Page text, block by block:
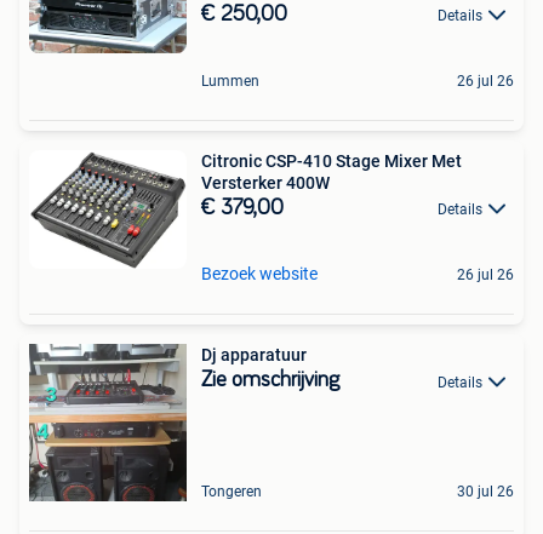
€ 250,00 Details
Lummen 26 jul 26
Citronic CSP-410 Stage Mixer Met
Versterker 400W
€ 379,00 Details
Bezoek website 26 jul 26
Dj apparatuur
Zie omschrijving Details
Tongeren 30 jul 26